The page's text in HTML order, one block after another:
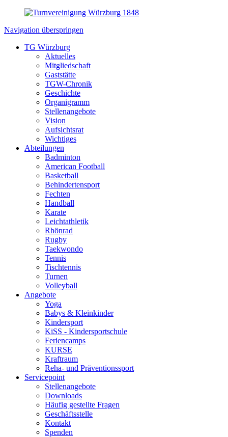
Navigation überspringen
TG Würzburg
Aktuelles
Mitgliedschaft
Gaststätte
TGW-Chronik
Geschichte
Organigramm
Stellenangebote
Vision
Aufsichtsrat
Wichtiges
Abteilungen
Badminton
American Football
Basketball
Behindertensport
Fechten
Handball
Karate
Leichtathletik
Rhönrad
Rugby
Taekwondo
Tennis
Tischtennis
Turnen
Volleyball
Angebote
Yoga
Babys & Kleinkinder
Kindersport
KiSS - Kindersportschule
Feriencamps
KURSE
Kraftraum
Reha- und Präventionssport
Servicepoint
Stellenangebote
Downloads
Häufig gestellte Fragen
Geschäftsstelle
Kontakt
Spenden